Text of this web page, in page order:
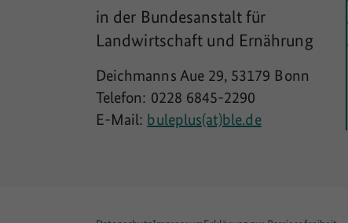
in der Bundesanstalt für
Landwirtschaft und Ernährung
Deichmanns Aue 29, 53179 Bonn
Telefon: 0228 6845-2290
E-Mail: buleplus(at)ble.de